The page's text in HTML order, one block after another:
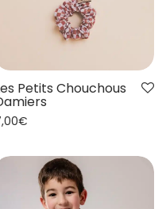
Petits Chouchous
€